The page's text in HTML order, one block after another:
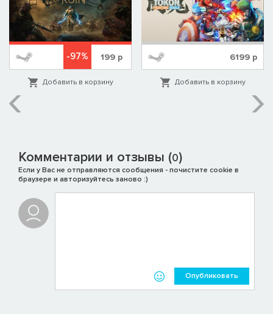
-97% 199р
Добавить в корзину
6199 р
Добавить в корзину
Комментарии и отзывы (0)
Если у Вас не отправляются сообщения - почистите cookie в
браузере и авторизуйтесь заново :)
Опубликовать